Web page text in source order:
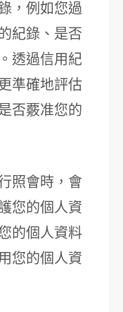
，例如您過
紀錄、是否
透過信用紀
準確地評估
否覈准您的
照會時，會
您的個人資
的個人資料
您的個人資